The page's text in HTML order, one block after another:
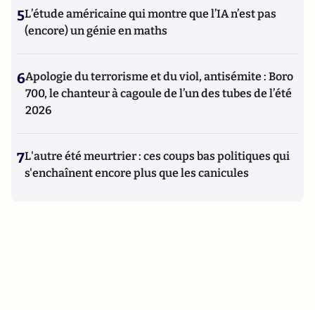
5L’étude américaine qui montre que l’IA n’est pas
(encore) un génie en maths
6Apologie du terrorisme et du viol, antisémite : Boro
700, le chanteur à cagoule de l’un des tubes de l’été
2026
7L'autre été meurtrier : ces coups bas politiques qui
s'enchaînent encore plus que les canicules